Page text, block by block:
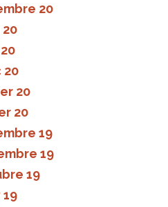
20
20
20
20
20
19
19
19
19